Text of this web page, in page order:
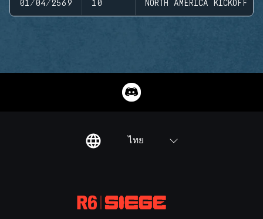
01/04/2569 10 NORTH AMERICA KICKOFF
ไทย